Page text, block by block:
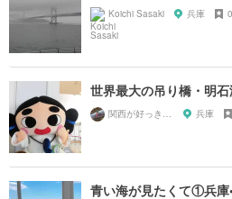
Koichi Sasaki 兵庫 0
世界最大の吊り橋・明
兵庫
青い海が見たくて①兵庫